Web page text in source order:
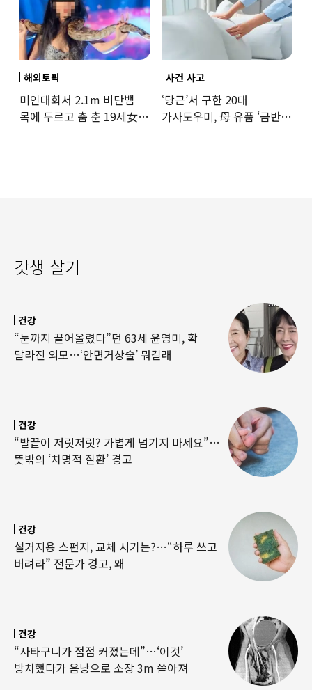
해외토픽
미인대회서 2.1m 비단뱀
목에 두르고 춤 춘 19세女
사건 사고
‘당근’서 구한 20대
가사도우미, 母 유품 ‘금반지
갓생 살기
건강
“눈까지 끌어올렸다”던 63세 윤영미, 확
달라진 외모…‘안면거상술’ 뭐길래
건강
“발끝이 저릿저릿? 가볍게 넘기지 마세요”…
뜻밖의 ‘치명적 질환’ 경고
건강
설거지용 스펀지, 교체 시기는?…“하루 쓰고
버려라” 전문가 경고, 왜
건강
“사타구니가 점점 커졌는데”…‘이것’
방치했다가 음낭으로 소장 3m 쏟아져